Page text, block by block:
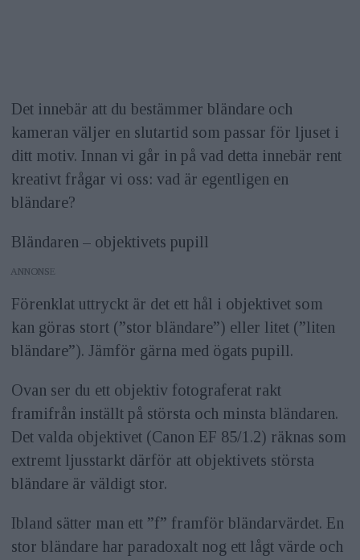
Det innebär att du bestämmer bländare och
kameran väljer en slutartid som passar för ljuset i
ditt motiv. Innan vi går in på vad detta innebär rent
kreativt frågar vi oss: vad är egentligen en
bländare?
Bländaren – objektivets pupill
ANNONS
Förenklat uttryckt är det ett hål i objektivet som
kan göras stort (”stor bländare”) eller litet (”liten
bländare”). Jämför gärna med ögats pupill.
Ovan ser du ett objektiv fotograferat rakt
framifrån inställt på största och minsta bländaren.
Det valda objektivet (Canon EF 85/1.2) räknas som
extremt ljusstarkt därför att objektivets största
bländare är väldigt stor.
Ibland sätter man ett ”f” framför bländarvärdet. En
stor bländare har paradoxalt nog ett lågt värde och